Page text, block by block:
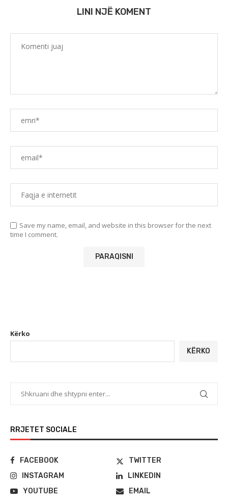
LINI NJË KOMENT
Save my name, email, and website in this browser for the next
time I comment.
Kërko
KËRKO
RRJETET SOCIALE
FACEBOOK
TWITTER
INSTAGRAM
LINKEDIN
YOUTUBE
EMAIL